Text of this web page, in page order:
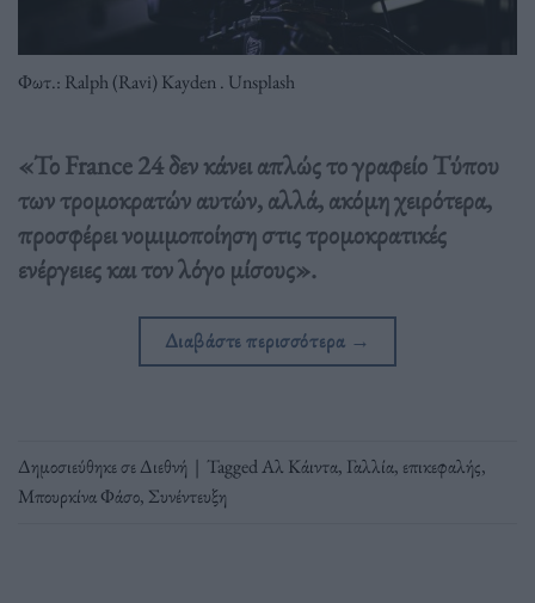
Φωτ.: Ralph (Ravi) Kayden . Unsplash
«Το France 24 δεν κάνει απλώς το γραφείο Τύπου
των τρομοκρατών αυτών, αλλά, ακόμη χειρότερα,
προσφέρει νομιμοποίηση στις τρομοκρατικές
ενέργειες και τον λόγο μίσους».
Διαβάστε περισσότερα →
Δημοσιεύθηκε σεΔιεθνή | TaggedΑλ Κάιντα, Γαλλία, επικεφαλής,
Μπουρκίνα Φάσο, Συνέντευξη